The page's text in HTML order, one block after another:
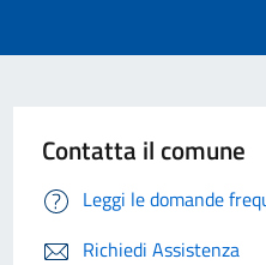
Contatta il comune
Leggi le domande
Richiedi Assistenza